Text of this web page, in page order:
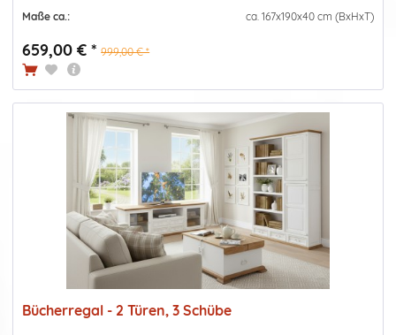
Maße ca.: ca. 167x190x40 cm (BxHxT)
659,00 € * 999,00 € *
Bücherregal - 2 Türen, 3 Schübe